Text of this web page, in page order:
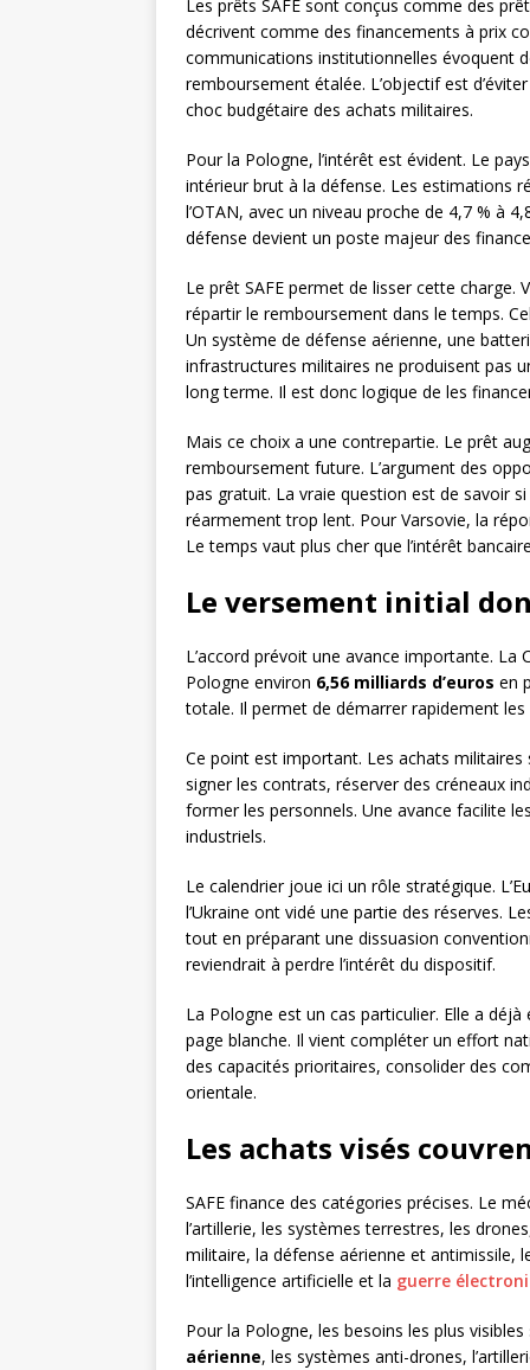
Les prêts SAFE sont conçus comme des
décrivent comme des financements à prix
communications institutionnelles évoquent
remboursement étalée. L’objectif est
choc budgétaire des achats militaires.
Pour la Pologne, l’intérêt est évident. Le
intérieur brut à la défense. Les estimations
l’OTAN, avec un niveau proche de 4,7 % à
défense devient un poste majeur des
Le prêt SAFE permet de lisser cette
répartir le remboursement dans le temps.
Un système de défense aérienne, une
infrastructures militaires ne produisent pas
long terme. Il est donc logique de les
Mais ce choix a une contrepartie. Le prêt
remboursement future. L’argument des
pas gratuit. La vraie question est de savoir
réarmement trop lent. Pour Varsovie, la
Le temps vaut plus cher que l’intérêt
Le versement initial
L’accord prévoit une avance importante.
Pologne environ 6,56 milliards d’euros en
totale. Il permet de démarrer rapidement
Ce point est important. Les achats
signer les contrats, réserver des créneaux
former les personnels. Une avance facilite
industriels.
Le calendrier joue ici un rôle stratégique.
l’Ukraine ont vidé une partie des réserves.
tout en préparant une dissuasion
reviendrait à perdre l’intérêt du dispositif.
La Pologne est un cas particulier. Elle a
page blanche. Il vient compléter un effort
des capacités prioritaires, consolider des
orientale.
Les achats visés
SAFE finance des catégories précises. Le
l’artillerie, les systèmes terrestres, les
militaire, la défense aérienne et antimissile,
l’intelligence artificielle et la guerre
Pour la Pologne, les besoins les plus
aérienne, les systèmes anti-drones,